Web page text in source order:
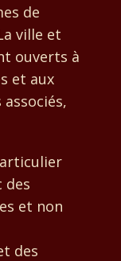
de
ville et
ouverts à
et aux
des
et non
des